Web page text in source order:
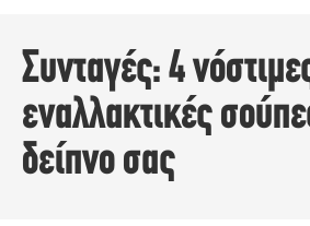
Συνταγές: 4
εναλλακτικές
δείπνο σας